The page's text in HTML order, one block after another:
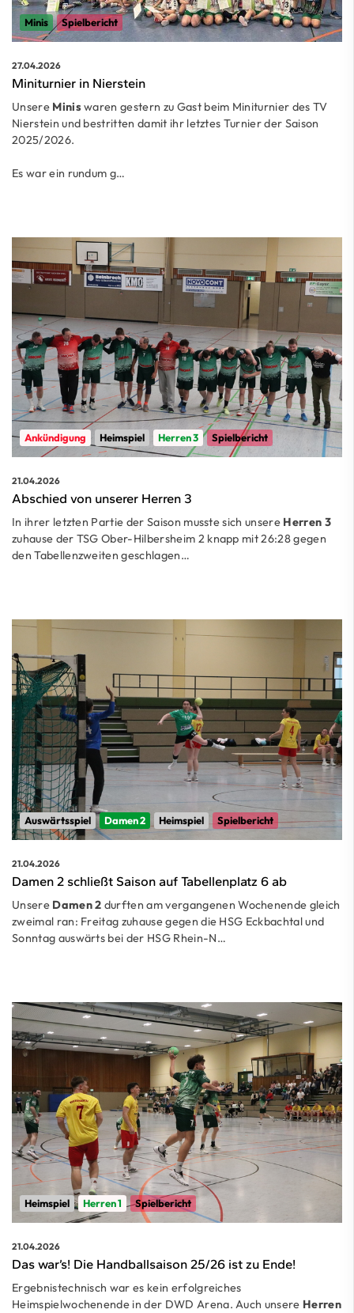
Minis Spielbericht
27.04.2026
Miniturnier in Nierstein
Unsere Minis waren gestern zu Gast beim Miniturnier des TV
Nierstein und bestritten damit ihr letztes Turnier der Saison
2025/2026.
Es war ein rundum g…
Ankündigung Heimspiel Herren 3 Spielbericht
21.04.2026
Abschied von unserer Herren 3
In ihrer letzten Partie der Saison musste sich unsere Herren 3
zuhause der TSG Ober-Hilbersheim 2 knapp mit 26:28 gegen
den Tabellenzweiten geschlagen…
Auswärtsspiel Damen 2 Heimspiel Spielbericht
21.04.2026
Damen 2 schließt Saison auf Tabellenplatz 6 ab
Unsere Damen 2 durften am vergangenen Wochenende gleich
zweimal ran: Freitag zuhause gegen die HSG Eckbachtal und
Sonntag auswärts bei der HSG Rhein-N…
Heimspiel Herren 1 Spielbericht
21.04.2026
Das war’s! Die Handballsaison 25/26 ist zu Ende!
Ergebnistechnisch war es kein erfolgreiches
Heimspielwochenende in der DWD Arena. Auch unsere Herren